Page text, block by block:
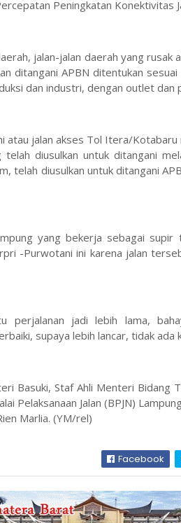
Peningkatan Konektivitas
jalan-jalan daerah yang rusak
ditangani APBN ditentukan
dan industri, dengan outlet dan
atau jalan akses Tol Itera/
diusulkan untuk ditangani
telah diusulkan untuk ditangani
yang bekerja sebagai supir
-Purwotani ini karena jalan
perjalanan jadi lebih lama,
supaya lebih lancar, tidak ada
Basuki, Staf Ahli Menteri Bidang
Pelaksanaan Jalan (BPJN)
Marlia. (YM/rel)
Facebook